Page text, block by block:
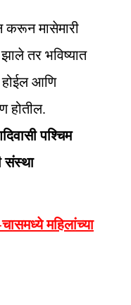
करून मासेमारी
तर भविष्यात
आणि
होतील.
पश्चिम
संस्था
महिलांच्या